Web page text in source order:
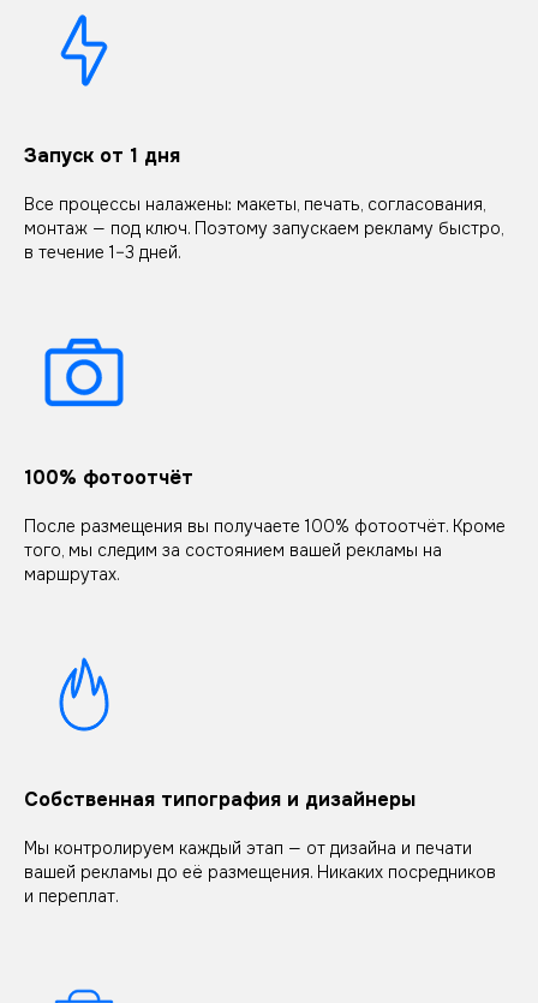
Запуск от 1 дня
Все процессы налажены: макеты, печать, согласования,
монтаж — под ключ. Поэтому запускаем рекламу быстро,
в течение 1–3 дней.
100% фотоотчёт
После размещения вы получаете 100% фотоотчёт. Кроме
того, мы следим за состоянием вашей рекламы на
маршрутах.
Собственная типография и дизайнеры
Мы контролируем каждый этап — от дизайна и печати
вашей рекламы до её размещения. Никаких посредников
и переплат.